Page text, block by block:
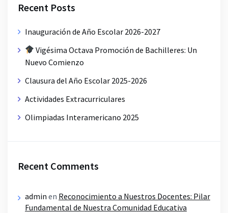
Recent Posts
Inauguración de Año Escolar 2026-2027
Vigésima Octava Promoción de Bachilleres: Un
Nuevo Comienzo
Clausura del Año Escolar 2025-2026
Actividades Extracurriculares
Olimpiadas Interamericano 2025
Recent Comments
admin en Reconocimiento a Nuestros Docentes: Pilar
Fundamental de Nuestra Comunidad Educativa